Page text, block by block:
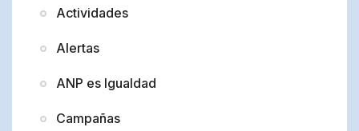
Actividades
Alertas
ANP es Igualdad
Campañas